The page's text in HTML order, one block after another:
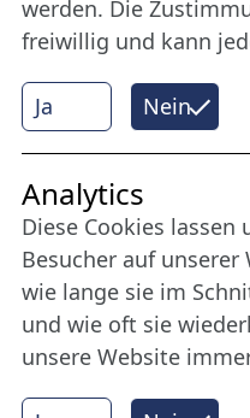
Mehr erfahren
Internet
Ja Nein
werden. Die
freiwillig und kann
Analytics
Diese Cookies lassen
Besucher auf unserer
wie lange sie im
und wie oft sie
unsere Website